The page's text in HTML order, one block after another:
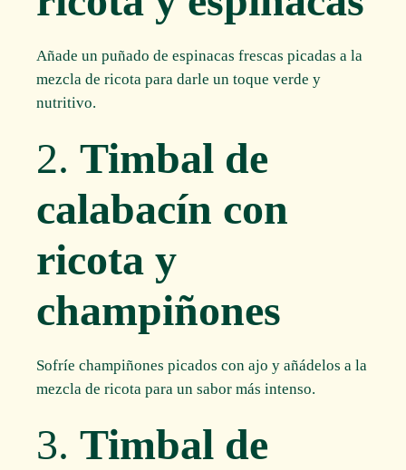
Añade un puñado de espinacas frescas picadas a la
mezcla de ricota para darle un toque verde y
nutritivo.
2.Timbal de
calabacín con
ricota y
champiñones
Sofríe champiñones picados con ajo y añádelos a la
mezcla de ricota para un sabor más intenso.
3.Timbal de